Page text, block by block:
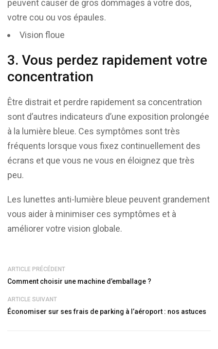
peuvent causer de gros dommages à votre dos,
votre cou ou vos épaules.
Vision floue
3. Vous perdez rapidement votre
concentration
Être distrait et perdre rapidement sa concentration
sont d’autres indicateurs d’une exposition prolongée
à la lumière bleue. Ces symptômes sont très
fréquents lorsque vous fixez continuellement des
écrans et que vous ne vous en éloignez que très
peu.
Les lunettes anti-lumière bleue peuvent grandement
vous aider à minimiser ces symptômes et à
améliorer votre vision globale.
ARTICLE PRÉCÉDENT
Comment choisir une machine d’emballage ?
ARTICLE SUIVANT
Économiser sur ses frais de parking à l’aéroport : nos astuces